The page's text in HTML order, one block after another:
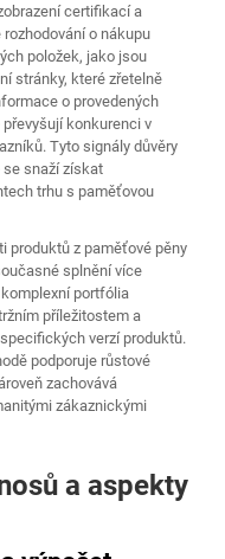
certifikací a
o nákupu
položek, jako jsou
stránky, které zřetelně
o provedených
konkurenci v
Tyto signály důvěry
se snaží získat
trhu s paměťovou
produktů z paměťové pěny
splnění více
portfólia
příležitostem a
verzí produktů.
podporuje růstové
zachovává
zákaznickými
a aspekty